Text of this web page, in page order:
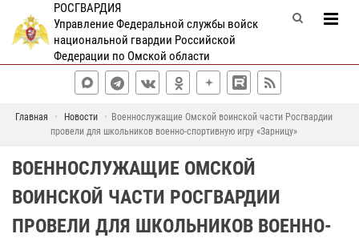
РОСГВАРДИЯ
Управление Федеральной службы войск
национальной гвардии Российской
Федерации по Омской области
Главная Новости
Военнослужащие Омской воинской части Росгвардии
провели для школьников военно-спортивную игру «Зарницу»
ВОЕННОСЛУЖАЩИЕ ОМСКОЙ
ВОИНСКОЙ ЧАСТИ РОСГВАРДИИ
ПРОВЕЛИ ДЛЯ ШКОЛЬНИКОВ ВОЕННО-